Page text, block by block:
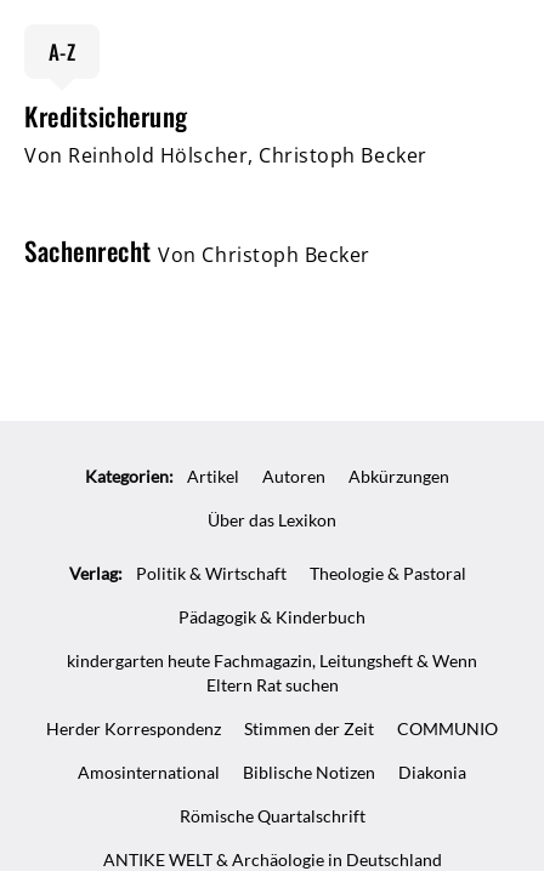
A-Z
Kreditsicherung
Von Reinhold Hölscher, Christoph Becker
Sachenrecht Von Christoph Becker
Kategorien: Artikel Autoren Abkürzungen
Über das Lexikon
Verlag: Politik & Wirtschaft Theologie & Pastoral
Pädagogik & Kinderbuch
kindergarten heute Fachmagazin, Leitungsheft & Wenn
Eltern Rat suchen
Herder Korrespondenz Stimmen der Zeit COMMUNIO
Amosinternational Biblische Notizen Diakonia
Römische Quartalschrift
ANTIKE WELT & Archäologie in Deutschland